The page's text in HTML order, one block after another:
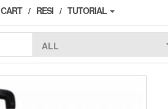
CART RESI TUTORIAL